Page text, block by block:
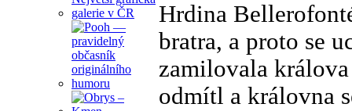
Hrdina
bratra, a proto se
zamilovala
odmítl a královna